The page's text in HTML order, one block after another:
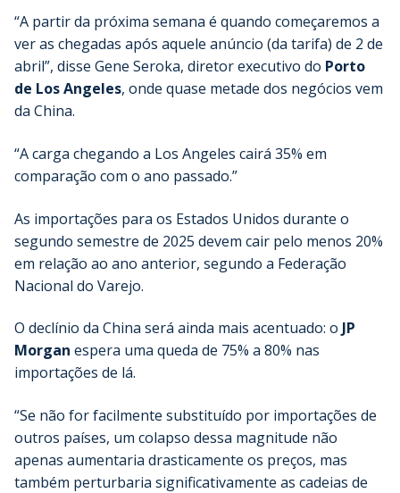
“A partir da próxima semana é quando começaremos a
ver as chegadas após aquele anúncio (da tarifa) de 2 de
abril”, disse Gene Seroka, diretor executivo do Porto
de Los Angeles, onde quase metade dos negócios vem
da China.
“A carga chegando a Los Angeles cairá 35% em
comparação com o ano passado.”
As importações para os Estados Unidos durante o
segundo semestre de 2025 devem cair pelo menos 20%
em relação ao ano anterior, segundo a Federação
Nacional do Varejo.
O declínio da China será ainda mais acentuado: o JP
Morgan espera uma queda de 75% a 80% nas
importações de lá.
“Se não for facilmente substituído por importações de
outros países, um colapso dessa magnitude não
apenas aumentaria drasticamente os preços, mas
também perturbaria significativamente as cadeias de